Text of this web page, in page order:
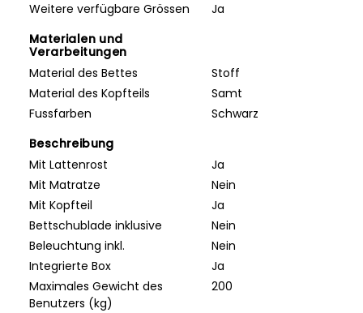
Weitere verfügbare Grössen
Ja
Materialen und
Verarbeitungen
Material des Bettes
Stoff
Material des Kopfteils
Samt
Fussfarben
Schwarz
Beschreibung
Mit Lattenrost
Ja
Mit Matratze
Nein
Mit Kopfteil
Ja
Bettschublade inklusive
Nein
Beleuchtung inkl.
Nein
Integrierte Box
Ja
Maximales Gewicht des
Benutzers (kg)
200